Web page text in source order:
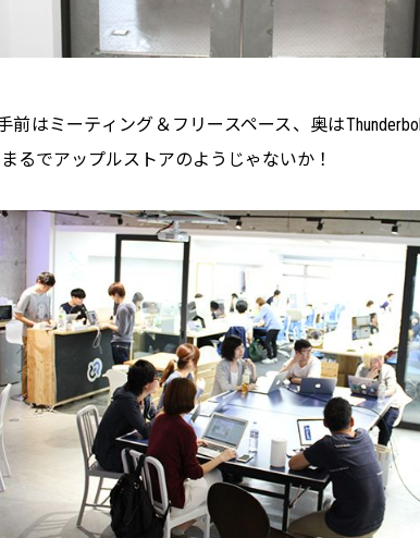
前はミーティング＆フリースペース、奥は
るでアップルストアのようじゃないか！